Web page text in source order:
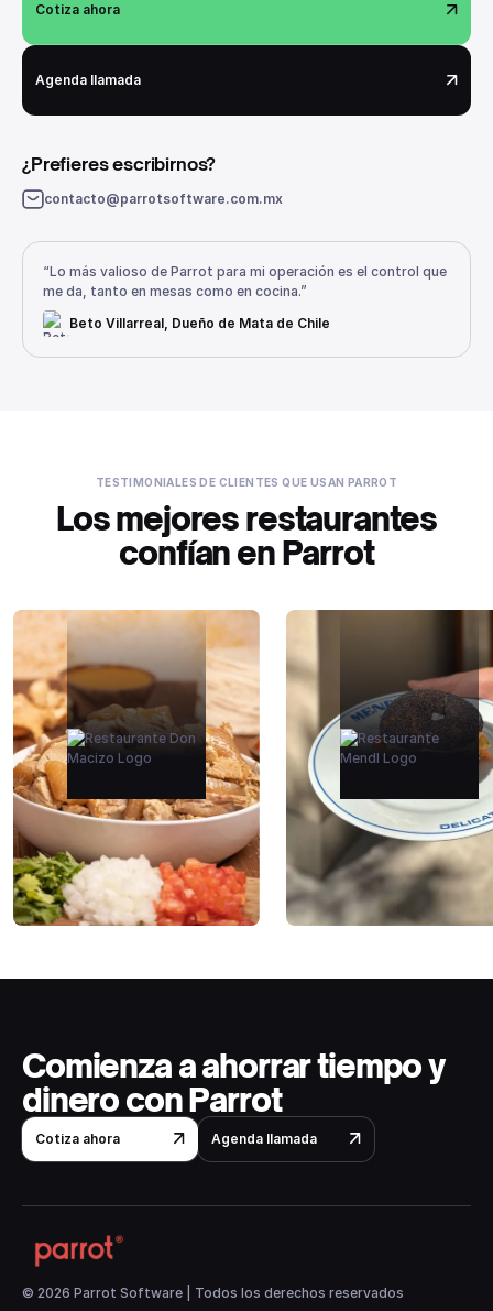
Cotiza ahora
Agenda llamada
¿Prefieres escribirnos?
contacto@parrotsoftware.com.mx
“Lo más valioso de Parrot para mi operación es el control que
me da, tanto en mesas como en cocina.”
Beto Villarreal, Dueño de Mata de Chile
TESTIMONIALES DE CLIENTES QUE USAN PARROT
Los mejores restaurantes
confían en Parrot
Comienza a ahorrar tiempo y
dinero con Parrot
Cotiza ahora Agenda llamada
© 2026 Parrot Software | Todos los derechos reservados